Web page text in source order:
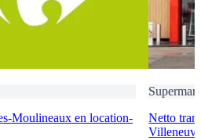
Moulineaux en location-
Netto